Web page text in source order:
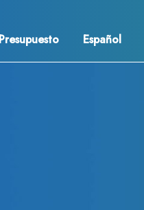
Presupuesto Español